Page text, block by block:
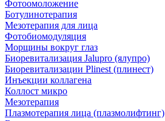
Фотоомоложение
Ботулинотерапия
Мезотерапия для лица
Фотобиомодуляция
Морщины вокруг глаз
Биоревитализация Jalupro (ялупро)
Биоревитализации Plinest (плинест)
Инъекции коллагена
Коллост микро
Мезотерапия
Плазмотерапия лица (плазмолифтинг)